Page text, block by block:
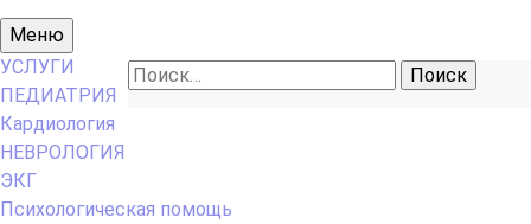
Основное
меню
Меню
Найти:
УСЛУГИ
ПЕДИАТРИЯ
Кардиология
НЕВРОЛОГИЯ
ЭКГ
Психологическая помощь